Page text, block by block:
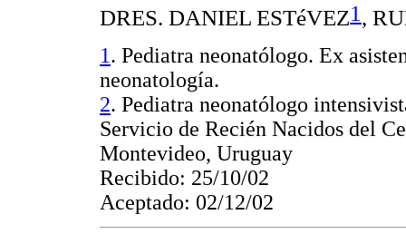
DRES. DANIEL ESTéVEZ1 ,
1. Pediatra neonatólogo. Ex
neonatología.
2. Pediatra neonatólogo
Servicio de Recién Nacidos del
Montevideo, Uruguay
Recibido: 25/10/02
Aceptado: 02/12/02